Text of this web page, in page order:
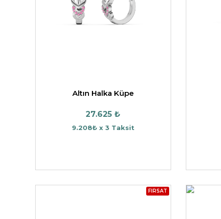
TASARIM KOLYE UCU
Altın Halka Küpe
27.625 ₺
9.208₺ x 3 Taksit
FIRSAT